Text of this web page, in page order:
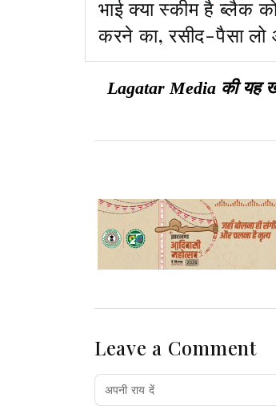
भाई क्या स्कीम है ब्लैक
करने का, रसीद-पैसा
छूट भी
Lagatar Media की यह
Leave a Comment